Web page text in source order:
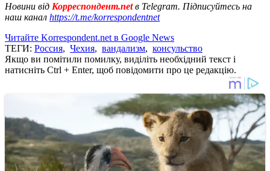
Новини від Корреспондент.netв Telegram. Підписуйтесь на
наш канал https://t.me/korrespondentnet
Читайте Korrespondent.net в Google News
ТЕГИ: Россия, Чехия, вандализм, консульство
Якщо ви помітили помилку, виділіть необхідний текст і
натисніть Ctrl + Enter, щоб повідомити про це редакцію.